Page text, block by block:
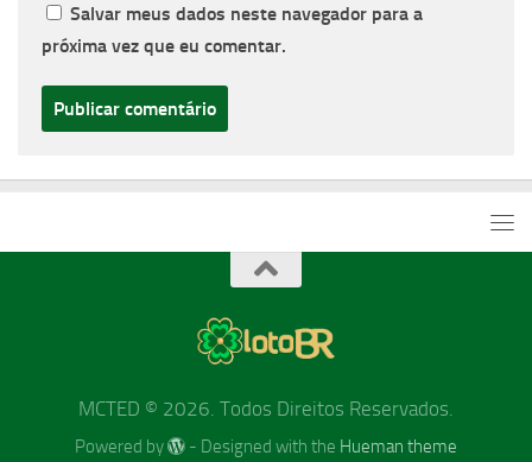
Salvar meus dados neste navegador para a
próxima vez que eu comentar.
MCTED © 2026. Todos Direitos Reservados.
Powered by - Designed with the Hueman theme